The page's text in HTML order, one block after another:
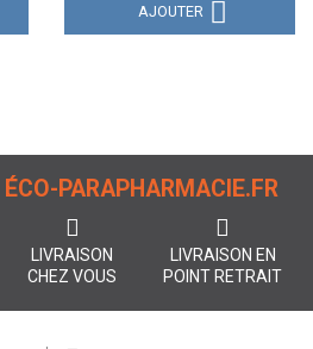
AJOUTER
ÉCO-PARAPHARMACIE.FR
LIVRAISON
CHEZ VOUS
LIVRAISON EN
POINT RETRAIT